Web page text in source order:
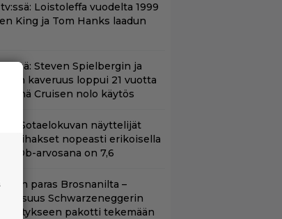
Loistoleffa vuodelta 1999
King ja Tom Hanks laadun
Steven Spielbergin ja
kaveruus loppui 21 vuotta
Syynä Cruisen nolo käytös
Sotaelokuvan näyttelijät
lihakset nopeasti erikoisella
IMDb-arvosana on 7,6
on paras Brosnanilta –
Schwarzeneggerin
pakotti tekemään